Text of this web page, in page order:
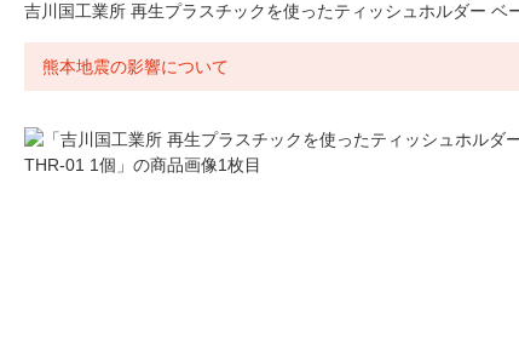
吉川国工業所 再生プラスチックを使ったティッシュホルダー ベ
熊本地震の影響について